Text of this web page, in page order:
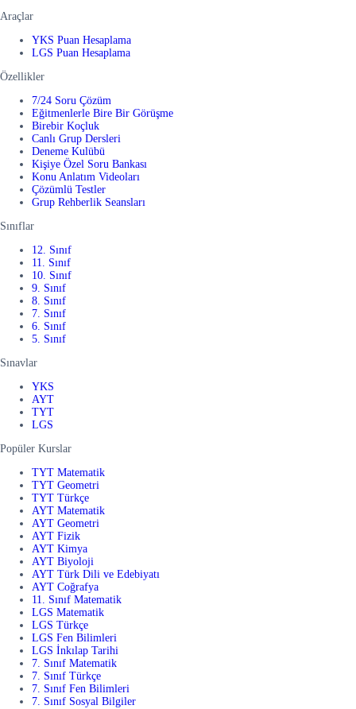
Araçlar
YKS Puan Hesaplama
LGS Puan Hesaplama
Özellikler
7/24 Soru Çözüm
Eğitmenlerle Bire Bir Görüşme
Birebir Koçluk
Canlı Grup Dersleri
Deneme Kulübü
Kişiye Özel Soru Bankası
Konu Anlatım Videoları
Çözümlü Testler
Grup Rehberlik Seansları
Sınıflar
12. Sınıf
11. Sınıf
10. Sınıf
9. Sınıf
8. Sınıf
7. Sınıf
6. Sınıf
5. Sınıf
Sınavlar
YKS
AYT
TYT
LGS
Popüler Kurslar
TYT Matematik
TYT Geometri
TYT Türkçe
AYT Matematik
AYT Geometri
AYT Fizik
AYT Kimya
AYT Biyoloji
AYT Türk Dili ve Edebiyatı
AYT Coğrafya
11. Sınıf Matematik
LGS Matematik
LGS Türkçe
LGS Fen Bilimleri
LGS İnkılap Tarihi
7. Sınıf Matematik
7. Sınıf Türkçe
7. Sınıf Fen Bilimleri
7. Sınıf Sosyal Bilgiler